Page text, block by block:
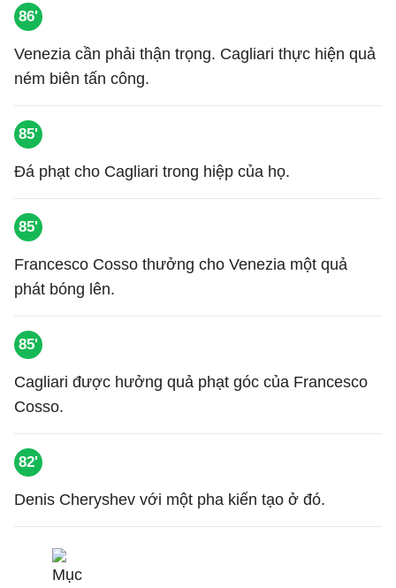
86'
Venezia cần phải thận trọng. Cagliari thực hiện quả
ném biên tấn công.
85'
Đá phạt cho Cagliari trong hiệp của họ.
85'
Francesco Cosso thưởng cho Venezia một quả
phát bóng lên.
85'
Cagliari được hưởng quả phạt góc của Francesco
Cosso.
82'
Denis Cheryshev với một pha kiến tạo ở đó.